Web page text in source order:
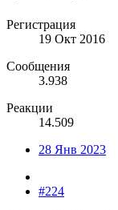
Регистрация
19 Окт 2016
Сообщения
3.938
Реакции
14.509
28 Янв 2023
#224